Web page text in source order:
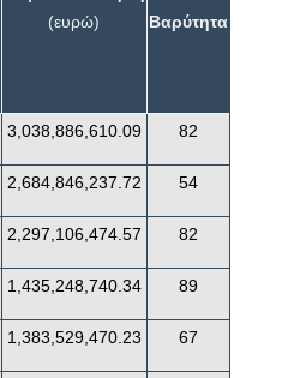
(ευρώ)
Βαρύτητα
3,038,886,610.09 82
2,684,846,237.72 54
2,297,106,474.57 82
1,435,248,740.34 89
1,383,529,470.23 67